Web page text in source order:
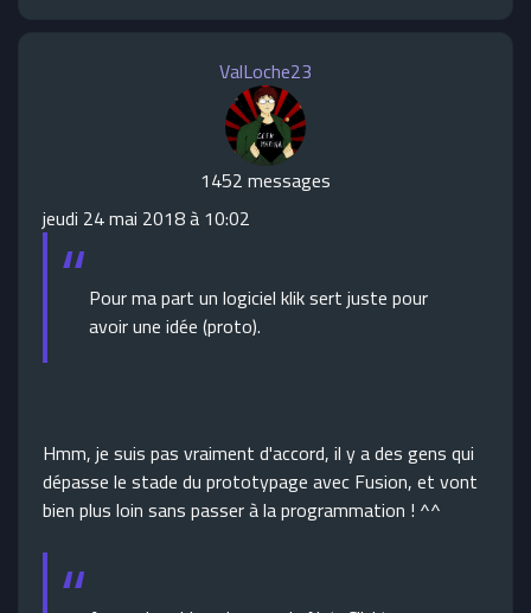
ValLoche23
1452 messages
jeudi 24 mai 2018 à 10:02
Pour ma part un logiciel klik sert juste pour
avoir une idée (proto).
Hmm, je suis pas vraiment d'accord, il y a des gens qui
dépasse le stade du prototypage avec Fusion, et vont
bien plus loin sans passer à la programmation ! ^^